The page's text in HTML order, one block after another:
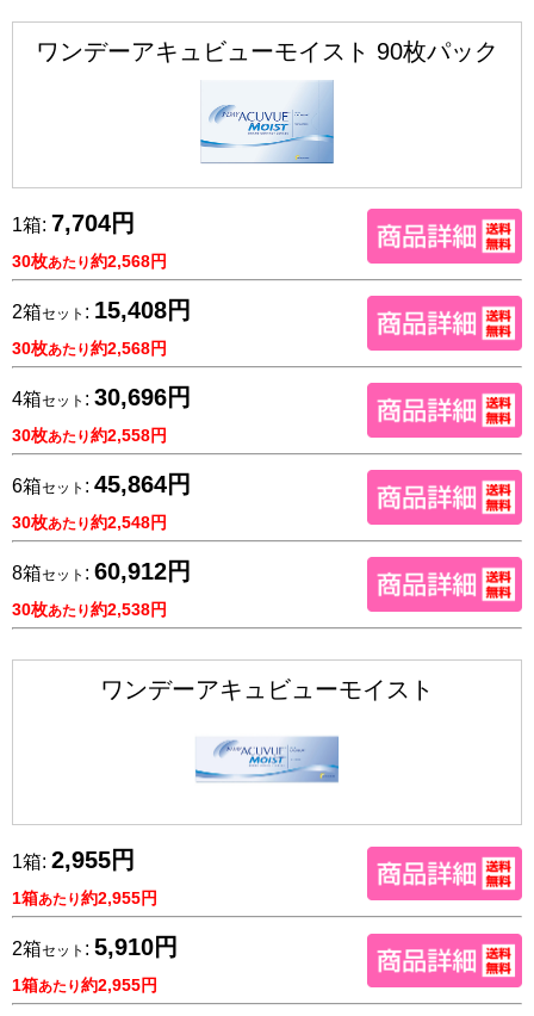
ワンデーアキュビューモイスト 90枚パック
1箱: 7,704円
30枚あたり約2,568円
2箱セット : 15,408円
30枚あたり約2,568円
4箱セット : 30,696円
30枚あたり約2,558円
6箱セット : 45,864円
30枚あたり約2,548円
8箱セット : 60,912円
30枚あたり約2,538円
ワンデーアキュビューモイスト
1箱: 2,955円
1箱あたり約2,955円
2箱セット : 5,910円
1箱あたり約2,955円